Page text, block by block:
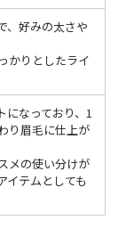
、好みの太さや
かりとしたライ
になっており、1
り眉毛に仕上が
メの使い分けが
イテムとしても